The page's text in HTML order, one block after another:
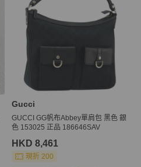
Gucci
GUCCI GG帆布Abbey單肩包 黑色 銀
色 153025 正品 186646SAV
HKD 8,461
現折 200